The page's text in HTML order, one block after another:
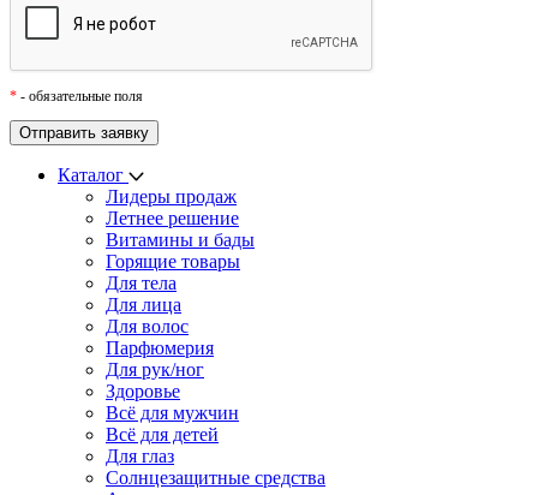
* - обязательные поля
Каталог
Лидеры продаж
Летнее решение
Витамины и бады
Горящие товары
Для тела
Для лица
Для волос
Парфюмерия
Для рук/ног
Здоровье
Всё для мужчин
Всё для детей
Для глаз
Cолнцезащитные средства